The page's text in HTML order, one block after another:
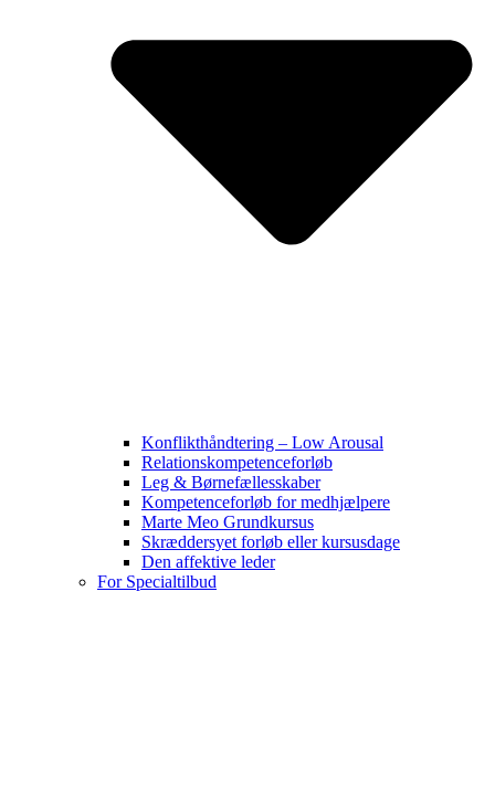
Konflikthåndtering – Low Arousal
Relationskompetenceforløb
Leg & Børnefællesskaber
Kompetenceforløb for medhjælpere
Marte Meo Grundkursus
Skræddersyet forløb eller kursusdage
Den affektive leder
For Specialtilbud